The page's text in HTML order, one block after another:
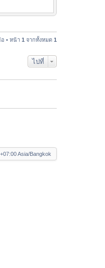
• หน้า 1 จากทั้งหมด 1
ไปที่
Asia/Bangkok